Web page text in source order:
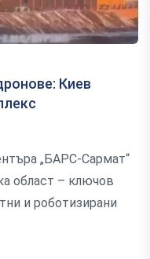
Киев
„БАРС-Сармат“
област – ключов
и роботизирани